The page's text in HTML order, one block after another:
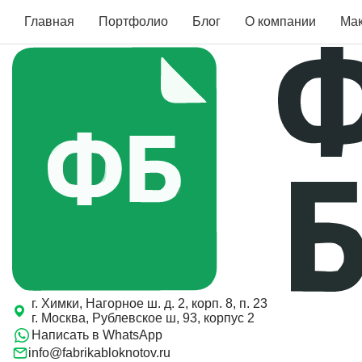
Главная Портфолио Блог О компании
г. Химки, Нагорное ш. д. 2, корп. 8, п. 23
г. Москва, Рублевское ш, 93, корпус 2
Написать в WhatsApp
info@fabrikabloknotov.ru